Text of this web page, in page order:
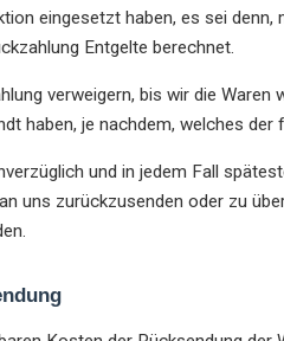
eingesetzt haben, es sei
Entgelte berechnet.
verweigern, bis wir die
haben, je nachdem, welches der
und in jedem Fall
uns zurückzusenden oder zu